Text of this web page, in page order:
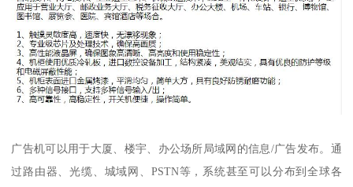
广告机可以用于大厦、楼宇、办公场所局域网的信息/广告发布。通
过路由器、光缆、城域网、PSTN等，系统甚至可以分布到全球各